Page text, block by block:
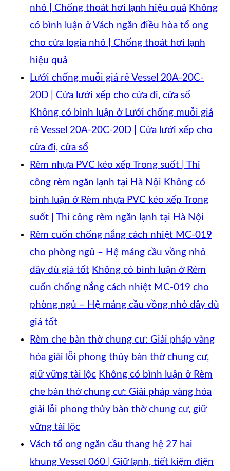
nhỏ | Chống thoát hơi lạnh hiệu quả Không
có bình luận ở Vách ngăn điều hòa tổ ong
cho cửa logia nhỏ | Chống thoát hơi lạnh
hiệu quả
Lưới chống muỗi giá rẻ Vessel 20A-20C-
20D | Cửa lưới xếp cho cửa đi, cửa sổ
Không có bình luận ở Lưới chống muỗi giá
rẻ Vessel 20A-20C-20D | Cửa lưới xếp cho
cửa đi, cửa sổ
Rèm nhựa PVC kéo xếp Trong suốt | Thi
công rèm ngăn lạnh tại Hà Nội Không có
bình luận ở Rèm nhựa PVC kéo xếp Trong
suốt | Thi công rèm ngăn lạnh tại Hà Nội
Rèm cuốn chống nắng cách nhiệt MC-019
cho phòng ngủ – Hệ máng cầu vồng nhỏ
dây dù giá tốt Không có bình luận ở Rèm
cuốn chống nắng cách nhiệt MC-019 cho
phòng ngủ – Hệ máng cầu vồng nhỏ dây dù
giá tốt
Rèm che bàn thờ chung cư: Giải pháp vàng
hóa giải lỗi phong thủy bàn thờ chung cư,
giữ vững tài lộc Không có bình luận ở Rèm
che bàn thờ chung cư: Giải pháp vàng hóa
giải lỗi phong thủy bàn thờ chung cư, giữ
vững tài lộc
Vách tổ ong ngăn cầu thang hệ 27 hai
khung Vessel 060 | Giữ lạnh, tiết kiệm điện